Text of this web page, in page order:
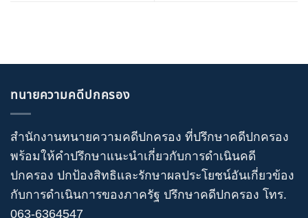
ทนายความคดีปกครอง
สำนักงานทนายความคดีปกครอง ที่ปรึกษาคดีปกครอง
พร้อมให้คำปรึกษาแนะนำเกี่ยวกับการดำเนินคดี
ปกครอง ปกป้องสิทธิและรักษาผลประโยชน์อันเกี่ยวข้อง
กับการดำเนินการของภาครัฐ ปรึกษาคดีปกครอง โทร.
063-6364547